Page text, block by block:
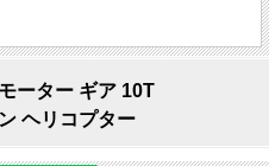
ーター ギア 10T
ヘリコプター